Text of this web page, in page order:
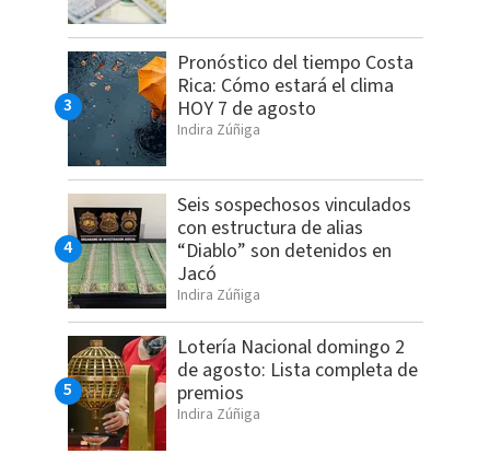
Pronóstico del tiempo Costa
Rica: Cómo estará el clima
HOY 7 de agosto
Indira Zúñiga
Seis sospechosos vinculados
con estructura de alias
“Diablo” son detenidos en
Jacó
Indira Zúñiga
Lotería Nacional domingo 2
de agosto: Lista completa de
premios
Indira Zúñiga